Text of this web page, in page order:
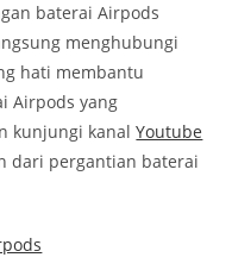
baterai Airpods
menghubungi
hati membantu
Airpods yang
kunjungi kanalYoutube
dari pergantian baterai